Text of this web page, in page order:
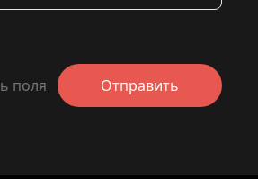
поля Отправить